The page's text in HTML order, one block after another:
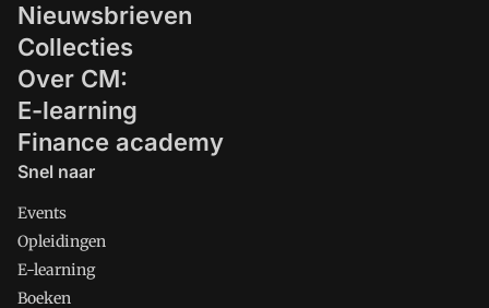
Nieuwsbrieven
Collecties
Over CM:
E-learning
Finance academy
Snel naar
Events
Opleidingen
E-learning
Boeken